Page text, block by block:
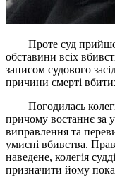
Проте суд прийшов
обставини всіх
записом судового
причини смерті
Погодилась
причому востаннє за
виправлення та
умисні вбивства.
наведене, колегія
призначити йому